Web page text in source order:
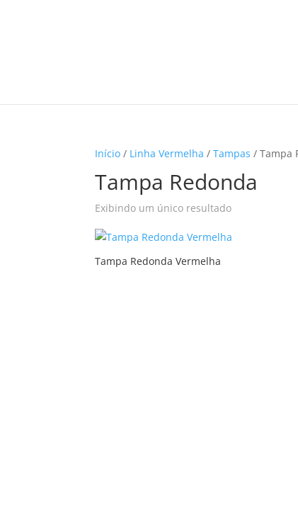
Início / Linha Vermelha /Tampas / Tampa
Tampa Redonda
Exibindo um único resultado
Tampa Redonda Vermelha